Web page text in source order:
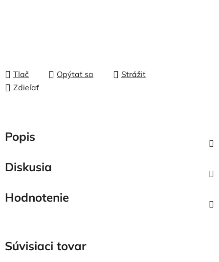
Tlač Opýtať sa
Strážiť
Zdieľať
Popis
Diskusia
Hodnotenie
Súvisiaci tovar